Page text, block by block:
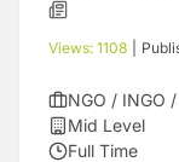
Views: 1108
NGO / INGO
Mid Level
Full Time